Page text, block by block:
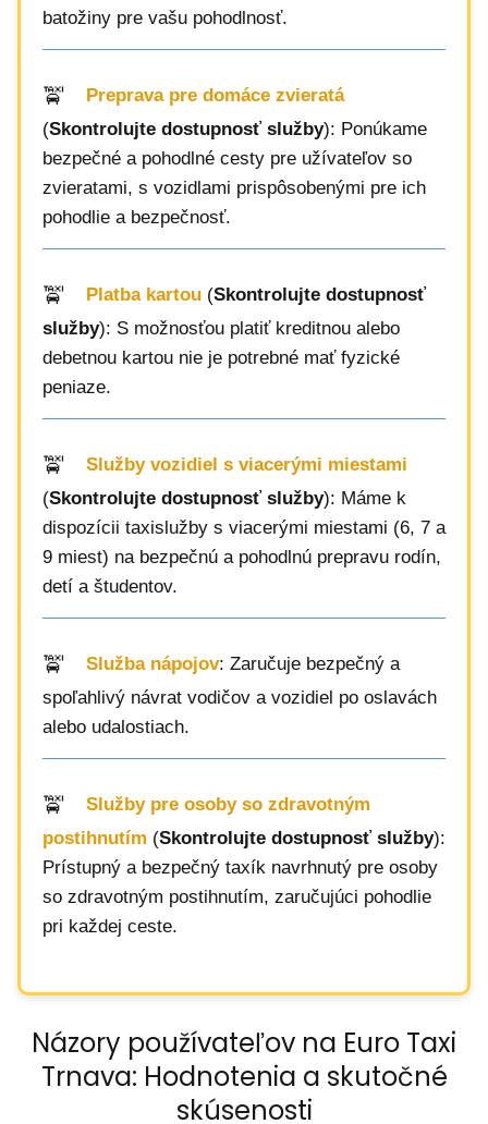
batožiny pre vašu pohodlnosť.
Preprava pre domáce zvieratá
(Skontrolujte dostupnosť služby): Ponúkame
bezpečné a pohodlné cesty pre užívateľov so
zvieratami, s vozidlami prispôsobenými pre ich
pohodlie a bezpečnosť.
Platba kartou (Skontrolujte dostupnosť
služby): S možnosťou platiť kreditnou alebo
debetnou kartou nie je potrebné mať fyzické
peniaze.
Služby vozidiel s viacerými miestami
(Skontrolujte dostupnosť služby): Máme k
dispozícii taxislužby s viacerými miestami (6, 7 a
9 miest) na bezpečnú a pohodlnú prepravu rodín,
detí a študentov.
Služba nápojov: Zaručuje bezpečný a
spoľahlivý návrat vodičov a vozidiel po oslavách
alebo udalostiach.
Služby pre osoby so zdravotným
postihnutím (Skontrolujte dostupnosť služby):
Prístupný a bezpečný taxík navrhnutý pre osoby
so zdravotným postihnutím, zaručujúci pohodlie
pri každej ceste.
Názory používateľov na Euro Taxi
Trnava: Hodnotenia a skutočné
skúsenosti